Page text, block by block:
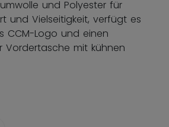
und Polyester für
und Vielseitigkeit, verfügt es
CCM-Logo und einen
Vordertasche mit kühnen